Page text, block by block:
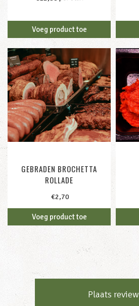
Voeg product toe
GEBRADEN BROCHETTA
ROLLADE
€2,70
Voeg product toe
Plaats review